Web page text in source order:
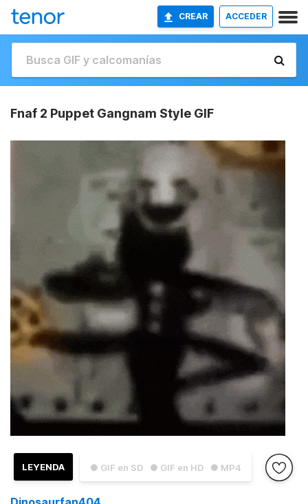
CREAR ACCEDER
Fnaf 2 Puppet Gangnam Style GIF
● GIF en SD ● GIF en HD ● MP4
LEYENDA